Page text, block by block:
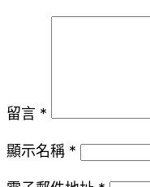
留言 *
顯示名稱 *